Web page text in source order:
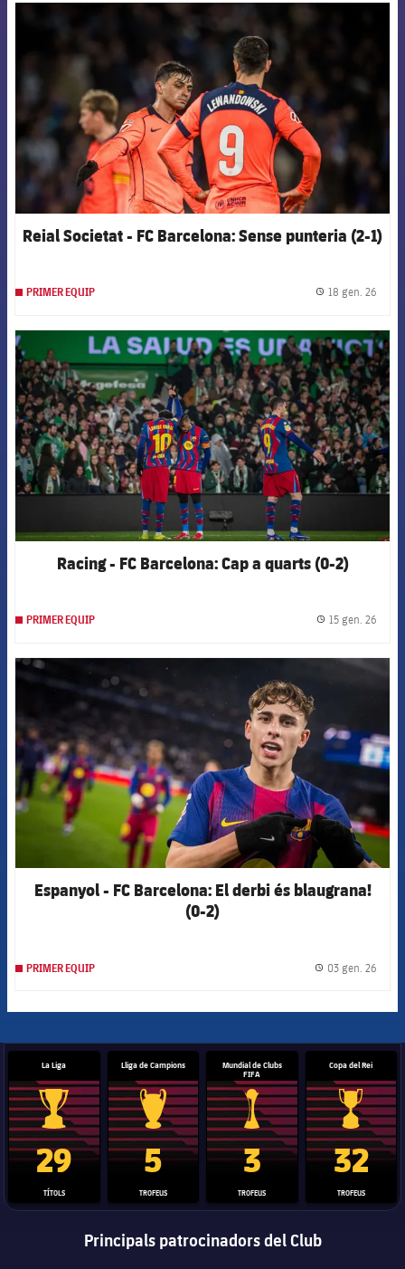
Reial Societat - FC Barcelona: Sense punteria (2-1)
PRIMER EQUIP 18 gen. 26
FCB Barcelona badge
Racing - FC Barcelona: Cap a quarts (0-2)
PRIMER EQUIP 15 gen. 26
FCB Barcelona badge
Espanyol - FC Barcelona: El derbi és blaugrana!
(0-2)
PRIMER EQUIP 03 gen. 26
La Liga
Trofeu de la Liga
29
TÍTOLS
Lliga de Campions
Trofeu de la Lliga de Campions
5
TROFEUS
Mundial de Clubs
FIFA
Trofeu del Mundial de Clubs
3
TROFEUS
Copa del Rei
Copa del
32
TROFEUS
Principals patrocinadors del Club